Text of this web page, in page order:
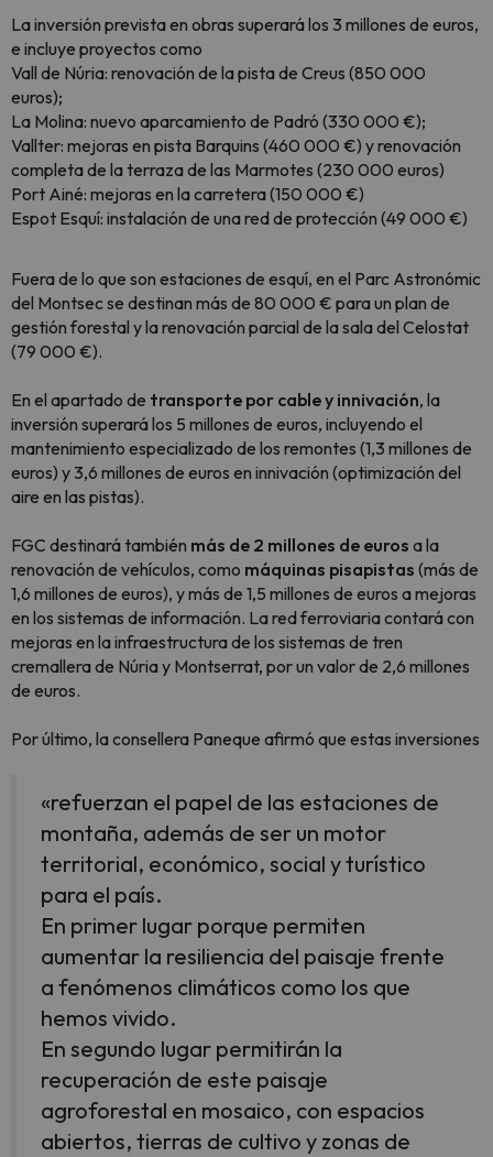
La inversión prevista en obras superará los 3 millones de euros,
e incluye proyectos como
Vall de Núria: renovación de la pista de Creus (850 000
euros);
La Molina: nuevo aparcamiento de Padró (330 000 €);
Vallter: mejoras en pista Barquins (460 000 €) y renovación
completa de la terraza de las Marmotes (230 000 euros)
Port Ainé: mejoras en la carretera (150 000 €)
Espot Esquí: instalación de una red de protección (49 000 €)
Fuera de lo que son estaciones de esquí, en el Parc Astronómic
del Montsec se destinan más de 80 000 € para un plan de
gestión forestal y la renovación parcial de la sala del Celostat
(79 000 €).
En el apartado de transporte por cable y innivación, la
inversión superará los 5 millones de euros, incluyendo el
mantenimiento especializado de los remontes (1,3 millones de
euros) y 3,6 millones de euros en innivación (optimización del
aire en las pistas).
FGC destinará también más de 2 millones de euros a la
renovación de vehículos, como máquinas pisapistas (más de
1,6 millones de euros), y más de 1,5 millones de euros a mejoras
en los sistemas de información. La red ferroviaria contará con
mejoras en la infraestructura de los sistemas de tren
cremallera de Núria y Montserrat, por un valor de 2,6 millones
de euros.
Por último, la consellera Paneque afirmó que estas inversiones
«refuerzan el papel de las estaciones de
montaña, además de ser un motor
territorial, económico, social y turístico
para el país.
En primer lugar porque permiten
aumentar la resiliencia del paisaje frente
a fenómenos climáticos como los que
hemos vivido.
En segundo lugar permitirán la
recuperación de este paisaje
agroforestal en mosaico, con espacios
abiertos, tierras de cultivo y zonas de